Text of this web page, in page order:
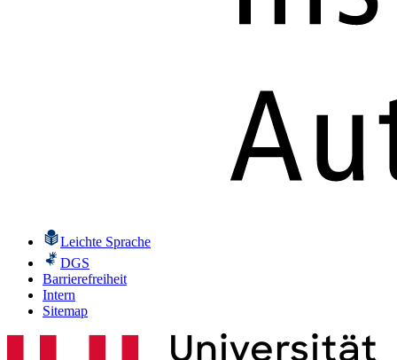
Leichte Sprache
DGS
Barrierefreiheit
Intern
Sitemap